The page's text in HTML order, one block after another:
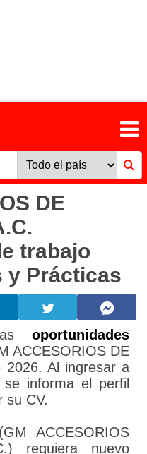
DE
trabajo
y Prácticas
oportunidades
ACCESORIOS DE
2026. Al ingresar a
informa el perfil
su CV.
ACCESORIOS
requiera nuevo